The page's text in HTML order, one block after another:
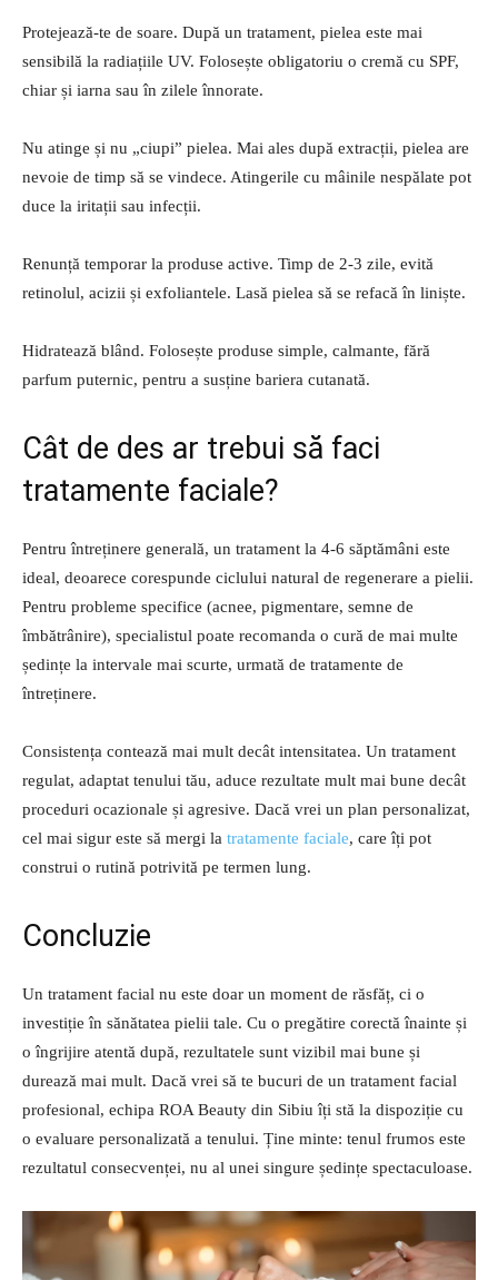
Protejează-te de soare. După un tratament, pielea este mai
sensibilă la radiațiile UV. Folosește obligatoriu o cremă cu SPF,
chiar și iarna sau în zilele înnorate.
Nu atinge și nu „ciupi” pielea. Mai ales după extracții, pielea are
nevoie de timp să se vindece. Atingerile cu mâinile nespălate pot
duce la iritații sau infecții.
Renunță temporar la produse active. Timp de 2-3 zile, evită
retinolul, acizii și exfoliantele. Lasă pielea să se refacă în liniște.
Hidratează blând. Folosește produse simple, calmante, fără
parfum puternic, pentru a susține bariera cutanată.
Cât de des ar trebui să faci
tratamente faciale?
Pentru întreținere generală, un tratament la 4-6 săptămâni este
ideal, deoarece corespunde ciclului natural de regenerare a pielii.
Pentru probleme specifice (acnee, pigmentare, semne de
îmbătrânire), specialistul poate recomanda o cură de mai multe
ședințe la intervale mai scurte, urmată de tratamente de
întreținere.
Consistența contează mai mult decât intensitatea. Un tratament
regulat, adaptat tenului tău, aduce rezultate mult mai bune decât
proceduri ocazionale și agresive. Dacă vrei un plan personalizat,
cel mai sigur este să mergi la tratamente faciale, care îți pot
construi o rutină potrivită pe termen lung.
Concluzie
Un tratament facial nu este doar un moment de răsfăț, ci o
investiție în sănătatea pielii tale. Cu o pregătire corectă înainte și
o îngrijire atentă după, rezultatele sunt vizibil mai bune și
durează mai mult. Dacă vrei să te bucuri de un tratament facial
profesional, echipa ROA Beauty din Sibiu îți stă la dispoziție cu
o evaluare personalizată a tenului. Ține minte: tenul frumos este
rezultatul consecvenței, nu al unei singure ședințe spectaculoase.